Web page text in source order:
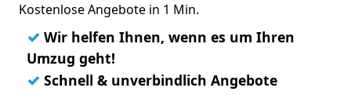
Kostenlose Angebote in 1 Min.
✓ Wir helfen Ihnen, wenn es um Ihren
Umzug geht!
✓ Schnell & unverbindlich Angebote